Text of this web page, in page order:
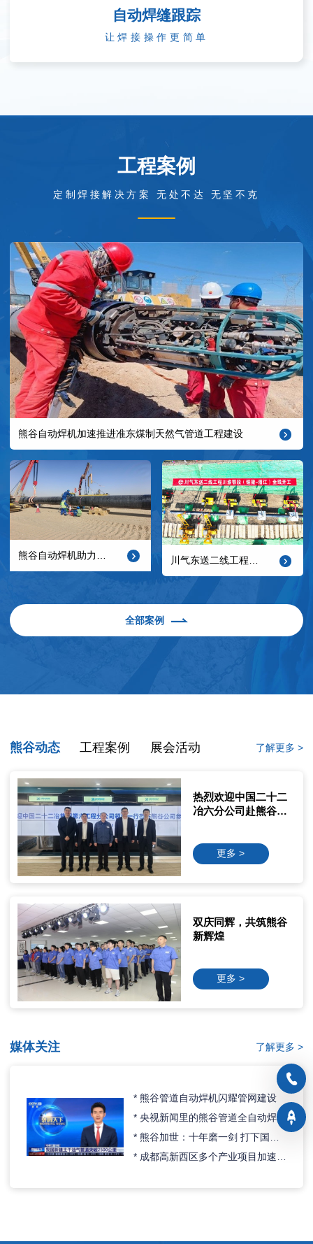
焊接参数智能规划
让工艺更简单
工程案例
定制焊接解决方案 无处不达 无坚不克
熊谷自动焊机加速推进准东煤制天然气管道工程建设
川气东送二线工程启动，熊谷管道自动焊机助力能源大动脉建设
全部案例
熊谷动态 了解更多 >
工程案例 展会活动
热烈欢迎中国二十二
冶六分公司赴熊谷开
更多 >
双庆同辉，共筑熊谷
新辉煌
更多 >
西气东输管道使用熊
谷全自动焊接设备
更多 >
焊机A-230参与大型
水管焊接
更多 >
第28届北京.埃森焊接
与切割展览会收官，
更多 >
XQ - 396智能焊接机
器人亮相南京破解水
更多 >
媒体关注 了解更多 >
熊谷管道自动焊机闪耀管网建设
央视新闻里的熊谷管道全自动焊机
熊谷加世：十年磨一剑 打下国内管道焊接设备半壁江山
成都高新西区多个产业项目加速推进，熊谷加世全力冲刺四季度！
2025
国家重点研发项目A-800 E系列一体式柔性内焊
成立阿布扎比和沙特海外子公司；
2023
成立院士（专家）创新工作站；
在中东地区设立第一个海外地区子公司；
2022
获得国家级专精特新“小巨人”的重点企业支持
熊谷焊机作为主力装备助力西气东输四线
2021
“一种基于激光的跟踪技术”荣获四川省专利一等
公司荣获国家级专精特新“小巨人”企业。
公司（加世电器）再次通过国家级高新技术企业
认定。